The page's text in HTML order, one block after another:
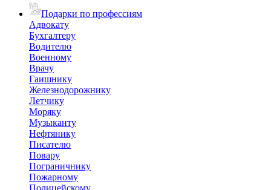
Подарки по профессиям
Адвокату
Бухгалтеру
Водителю
Военному
Врачу
Гаишнику
Железнодорожнику
Летчику
Моряку
Музыканту
Нефтянику
Писателю
Повару
Пограничнику
Пожарному
Полицейскому